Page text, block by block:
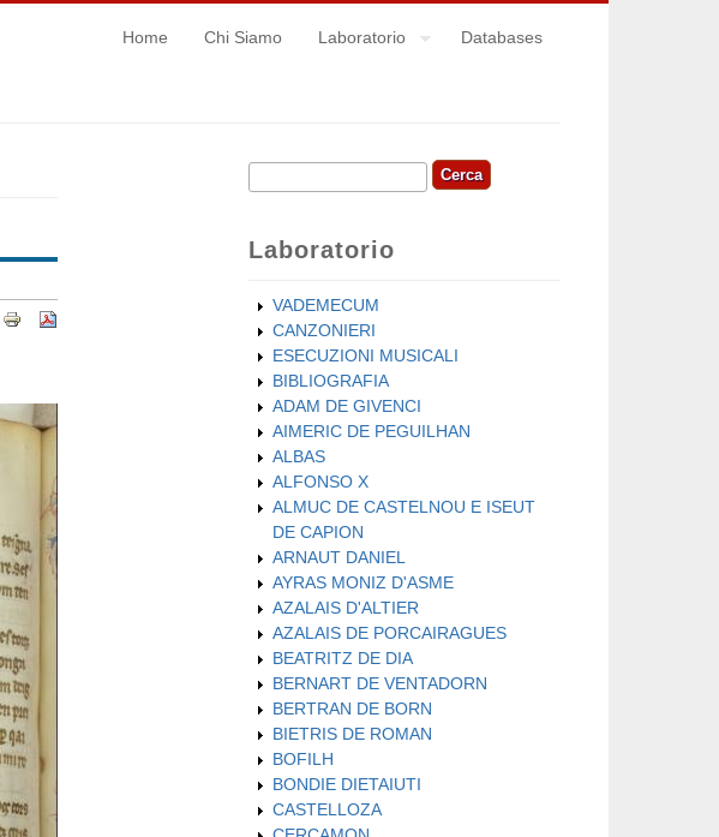
Home Chi Siamo Laboratorio Databases
Form di ricerca
Cerca
Laboratorio
VADEMECUM
CANZONIERI
ESECUZIONI MUSICALI
BIBLIOGRAFIA
ADAM DE GIVENCI
AIMERIC DE PEGUILHAN
ALBAS
ALFONSO X
ALMUC DE CASTELNOU E ISEUT
DE CAPION
ARNAUT DANIEL
AYRAS MONIZ D'ASME
AZALAIS D'ALTIER
AZALAIS DE PORCAIRAGUES
BEATRITZ DE DIA
BERNART DE VENTADORN
BERTRAN DE BORN
BIETRIS DE ROMAN
BOFILH
BONDIE DIETAIUTI
CASTELLOZA